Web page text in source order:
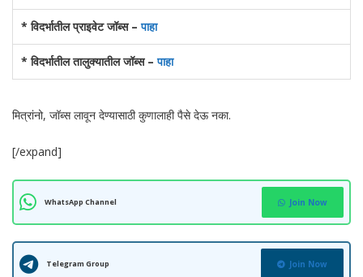
* विदर्भातील प्राइवेट जॉब्स –पाहा
* विदर्भातील तालुक्यातील जॉब्स –पाहा
मित्रांनो, जॉब्स लावून देण्यासाठी कुणालाही पैसे देऊ नका.
[/expand]
WhatsApp Channel Join Now
Telegram Group Join Now